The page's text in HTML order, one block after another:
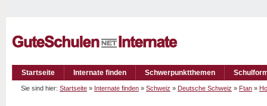
Startseite Internate finden Schwerpunktthemen
Sie sind hier: Startseite » Internate finden » Schweiz » Deutsche Schweiz » Ftan »